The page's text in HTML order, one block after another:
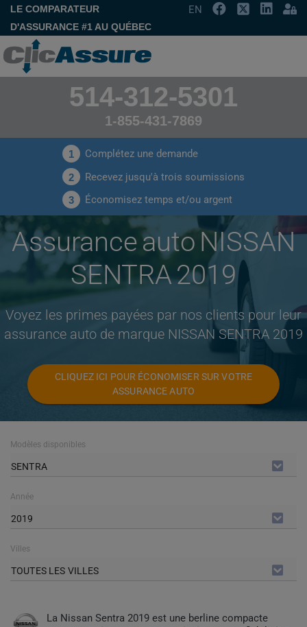
LE COMPARATEUR
D'ASSURANCE #1 AU QUÉBEC
EN
514-312-5301
1-855-431-7869
1 Complétez une demande
2 Recevez jusqu'à trois soumissions
3 Économisez temps et/ou argent
Assurance auto NISSAN
SENTRA 2019
Voyez les primes payées par nos clients pour leur
assurance auto de marque NISSAN SENTRA 2019
CLIQUEZ ICI POUR ÉCONOMISER SUR VOTRE
ASSURANCE AUTO
Modèles disponibles
SENTRA
Année
2019
Villes
TOUTES LES VILLES
La Nissan Sentra 2019 est une berline compacte